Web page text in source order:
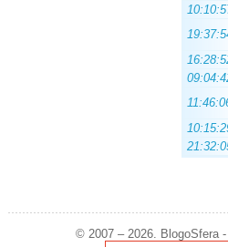
© 2007 – 2026. BlogoSfera